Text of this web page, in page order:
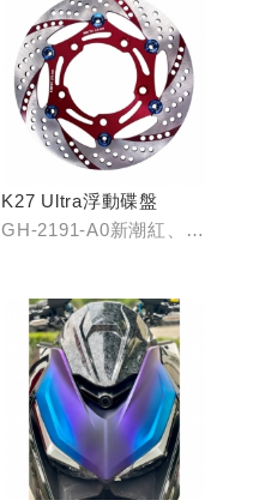
K27 Ultra浮動碟盤
GH-2191-A0新潮紅、